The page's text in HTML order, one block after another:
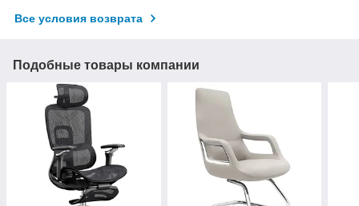
Все условия возврата
Подобные товары компании